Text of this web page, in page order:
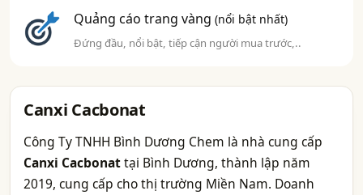
Quảng cáo trang vàng(nổi bật nhất)
Đứng đầu, nổi bật, tiếp cận người mua trước,..
Canxi Cacbonat
Công Ty TNHH Bình Dương Chem là nhà cung cấp
Canxi Cacbonattại Bình Dương, thành lập năm
2019, cung cấp cho thị trường Miền Nam. Doanh